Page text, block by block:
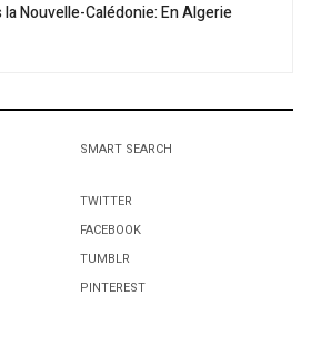
Nouvelle-Calédonie: En Algerie
SMART SEARCH
TWITTER
FACEBOOK
TUMBLR
PINTEREST